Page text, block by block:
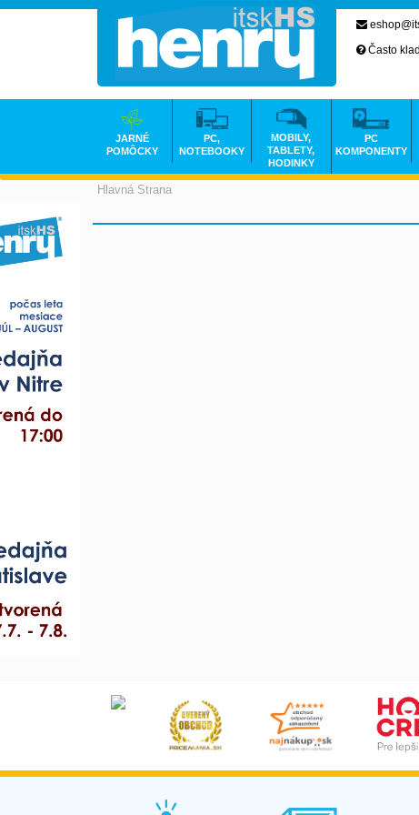
Hlavná Strana
Často
JARNÉ
POMÔCKY
PC,
NOTEBOOKY
MOBILY,
TABLETY,
HODINKY
PC
KOMPONENTY